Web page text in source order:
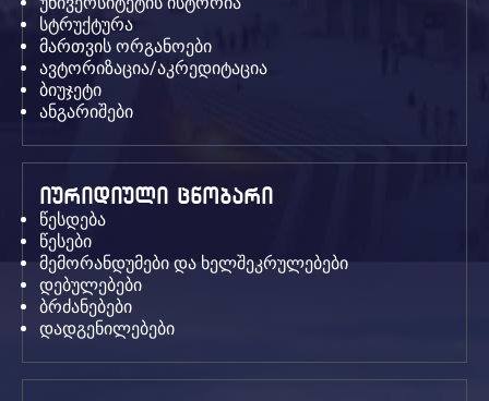
სტრუქტურა
მართვის ორგანოები
ავტორიზაცია/აკრედიტაცია
ბიუჯეტი
ანგარიშები
იურიდიული ცნობარი
წესდება
წესები
მემორანდუმები და ხელშეკრულებები
დებულებები
ბრძანებები
დადგენილებები